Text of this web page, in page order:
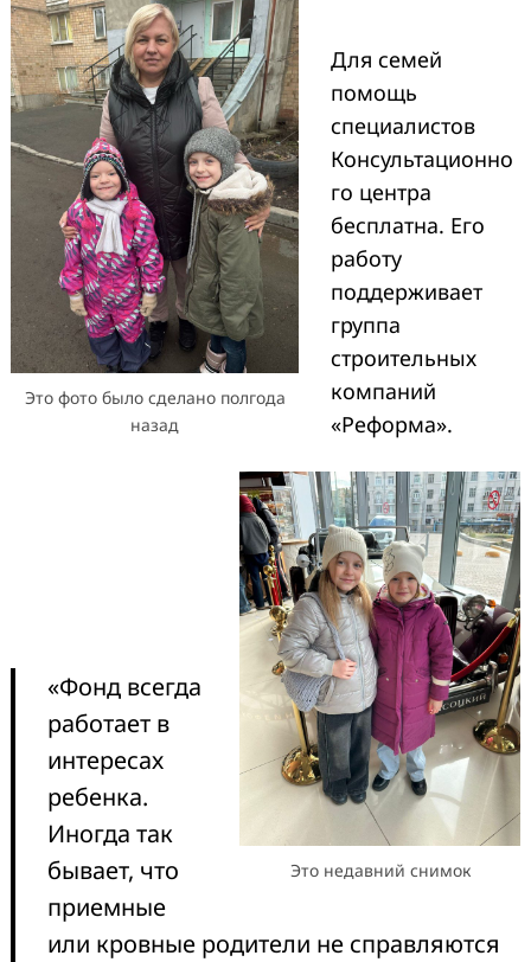
Это фото было сделано полгода
назад
Это недавний снимок
Для семей
помощь
специалистов
Консультационно
го центра
бесплатна. Его
работу
поддерживает
группа
строительных
компаний
«Реформа».
«Фонд всегда
работает в
интересах
ребенка.
Иногда так
бывает, что
приемные
или кровные родители не справляются